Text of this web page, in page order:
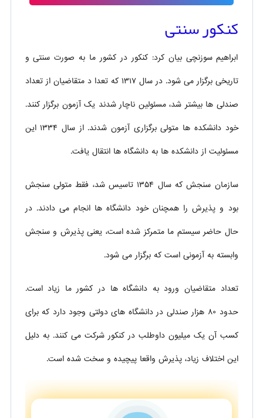
کنکور سنتی
ابراهیم سوزنچی بیان کرد: کنکور در کشور ما به صورت سنتی و
تاریخی برگزار می شود. در سال ۱۳۱۷ که تعدا د متقاضیان از تعداد
صندلی ها بیشتر شد، مسئولین ناچار شدند یک آزمون برگزار کنند.
خود دانشکده ها متولی برگزاری آزمون شدند. از سال ۱۳۳۴ این
مسئولیت از دانشکده ها به دانشگاه ها انتقال یافت.
سازمان سنجش که سال ۱۳۵۴ تاسیس شد، فقط متولی سنجش
بود و پذیرش را همچنان خود دانشگاه ها انجام می دادند. در
حال حاضر سیستم ما متمرکز شده است، یعنی پذیرش و سنجش
وابسته به آزمونی است که برگزار می شود.
تعداد متقاضیان ورود به دانشگاه ها در کشور ما زیاد است.
حدود ۸۰ هزار صندلی در دانشگاه های دولتی وجود دارد که برای
کسب آن یک میلیون داوطلب در کنکور شرکت می کنند. به دلیل
این اختلاف زیاد، پذیرش واقعا پیچیده و سخت شده است.